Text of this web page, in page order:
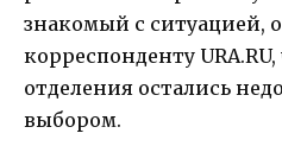
знакомый с ситуацией,
корреспонденту
отделения остались
выбором.